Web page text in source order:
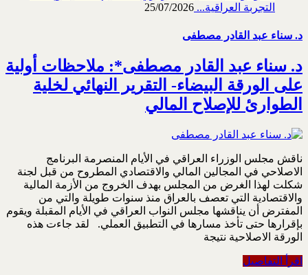
التجربة العراقية... 25/07/2026
د. سناء عبد القادر مصطفى
د. سناء عبد القادر مصطفى*: ملاحظات أولية
على الورقة البيضاء- التقرير النهائي لخلية
الطوارئ للإصلاح المالي
ناقش مجلس الوزراء العراقي في الأيام المنصرمة البرنامج
الاصلاحي في المجالين المالي والاقتصادي المطروح من قبل لجنة
شكلت لهذا الغرض من المجلس بهدف الخروج من الأزمة المالية
والاقتصادية التي تعصف بالعراق منذ سنوات طويلة والتي من
المفترض أن يناقشها مجلس النواب العراقي في الأيام المقبلة ويقوم
بإقرارها حتى تأخذ مسارها في التطبيق العملي. لقد جاءت هذه
الورقة الاصلاحية نتيجة
اقرأ التفاصيل